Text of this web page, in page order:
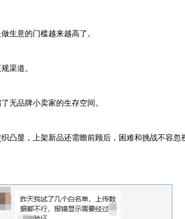
生意的门槛越来越高了。
渠道。
无品牌小卖家的生存空间。
凸显，上架新品还需瞻前顾后，困难和挑战不容忽